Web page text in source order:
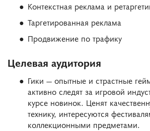
Контекстная реклама и
Таргетированная реклама
Продвижение по трафику
Целевая аудитория
Гики — опытные и страстные
активно следят за игровой
курсе новинок. Ценят
технику, интересуются
коллекционными предметами.